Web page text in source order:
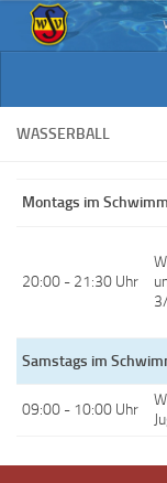
Verein / Kontakt
Fotos
Kennst Du schon…
Aktuelles
Trainingsplan
Sponsoren
Beiträge &
Kennst Du schon…
WASSERBALL
Montags im
20:00 - 21:30 Uhr
Samstags im
09:00 - 10:00 Uhr